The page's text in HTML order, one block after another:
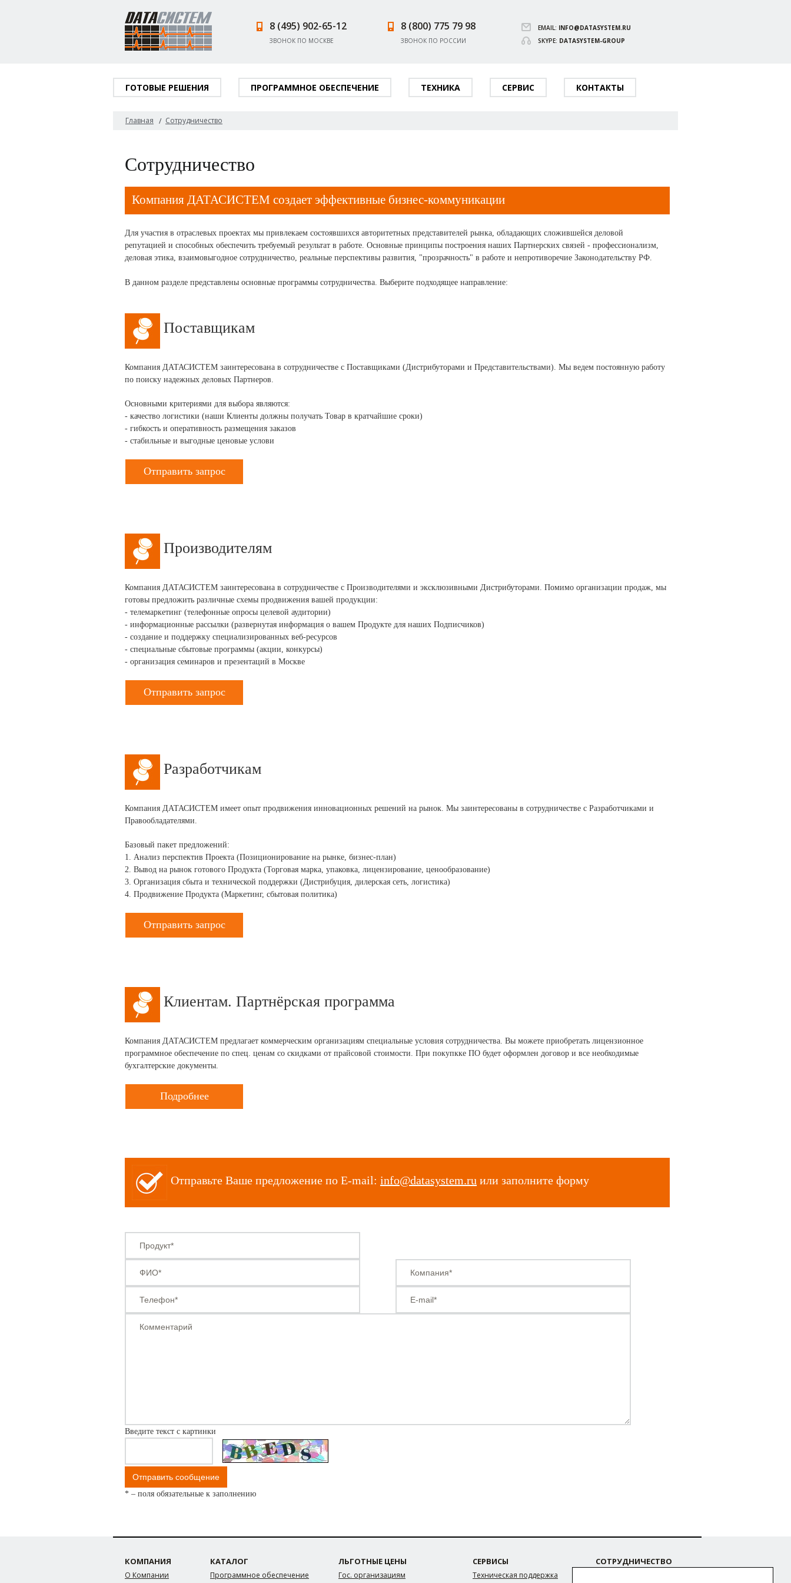
8 (495) 902-65-12
ЗВОНОК ПО МОСКВЕ
8 (800) 775 79 98
ЗВОНОК ПО РОССИИ
EMAIL: INFO@DATASYSTEM.RU
SKYPE: DATASYSTEM-GROUP
ГОТОВЫЕ РЕШЕНИЯ ПРОГРАММНОЕ ОБЕСПЕЧЕНИЕ ТЕХНИКА СЕРВИС КОНТАКТЫ
Главная Сотрудничество
Сотрудничество
Компания ДАТАСИСТЕМ создает эффективные бизнес-коммуникации
Для участия в отраслевых проектах мы привлекаем состоявшихся авторитетных представителей рынка, обладающих сложившейся деловой
репутацией и способных обеспечить требуемый результат в работе. Основные принципы построения наших Партнерских связей - профессионализм,
деловая этика, взаимовыгодное сотрудничество, реальные перспективы развития, "прозрачность" в работе и непротиворечие Законодательству РФ.
В данном разделе представлены основные программы сотрудничества. Выберите подходящее направление:
Поставщикам
Компания ДАТАСИСТЕМ заинтересована в сотрудничестве с Поставщиками (Дистрибуторами и Представительствами). Мы ведем постоянную работу
по поиску надежных деловых Партнеров.
Основными критериями для выбора являются:
- качество логистики (наши Клиенты должны получать Товар в кратчайшие сроки)
- гибкость и оперативность размещения заказов
- стабильные и выгодные ценовые услови
Отправить запрос
Производителям
Компания ДАТАСИСТЕМ заинтересована в сотрудничестве с Производителями и эксклюзивными Дистрибуторами. Помимо организации продаж, мы
готовы предложить различные схемы продвижения вашей продукции:
- телемаркетинг (телефонные опросы целевой аудитории)
- информационные рассылки (развернутая информация о вашем Продукте для наших Подписчиков)
- создание и поддержку специализированных веб-ресурсов
- специальные сбытовые программы (акции, конкурсы)
- организация семинаров и презентаций в Москве
Отправить запрос
Разработчикам
Компания ДАТАСИСТЕМ имеет опыт продвижения инновационных решений на рынок. Мы заинтересованы в сотрудничестве с Разработчиками и
Правообладателями.
Базовый пакет предложений:
1. Анализ перспектив Проекта (Позиционирование на рынке, бизнес-план)
2. Вывод на рынок готового Продукта (Торговая марка, упаковка, лицензирование, ценообразование)
3. Организация сбыта и технической поддержки (Дистрибуция, дилерская сеть, логистика)
4. Продвижение Продукта (Маркетинг, сбытовая политика)
Отправить запрос
Клиентам. Партнёрская программа
Компания ДАТАСИСТЕМ предлагает коммерческим организациям специальные условия сотрудничества. Вы можете приобретать лицензионное
программное обеспечение по спец. ценам со скидками от прайсовой стоимости. При покупкке ПО будет оформлен договор и все необходимые
бухгалтерские документы.
Подробнее
Отправьте Ваше предложение по E-mail: info@datasystem.ru или заполните форму
Введите текст с картинки
* – поля обязательные к заполнению
КОМПАНИЯ
О Компании
КАТАЛОГ
Программное обеспечение
ЛЬГОТНЫЕ ЦЕНЫ
Гос. организациям
СЕРВИСЫ
Техническая поддержка
СОТРУДНИЧЕСТВО